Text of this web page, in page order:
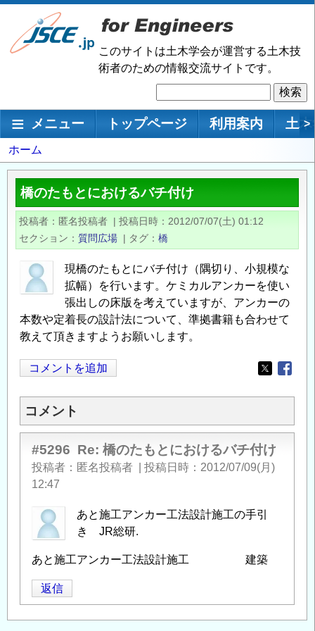
メ
ン
移
このサイトは土木学会が運営する土木技
術者のための情報交流サイトです。
索
メインナビゲーション
メニュー トップページ 利用案内 土 >
パ
ン
く
ず
ホーム
橋のたもとにおけるバチ付け
投稿者 匿名投稿者 | 投稿日時
2012/07/07(土) 01:12
セクション
質問広場 | タグ 橋
現橋のたもとにバチ付け（隅切り、小規模な
拡幅）を行います。ケミカルアンカーを使い
張出しの床版を考えていますが、アンカーの
本数や定着長の設計法について、準拠書籍も合わせて
教えて頂きますようお願いします。
コメントを追加
Opens in
コメント
#5296 Re: 橋のたもとにおけるバチ付け
投稿者 匿名投稿者 投稿日時
2012/07/09(月)
12:47
あと施工アンカー工法設計施工の手引
き JR総研.
あと施工アンカー工法設計施工 建築
返信